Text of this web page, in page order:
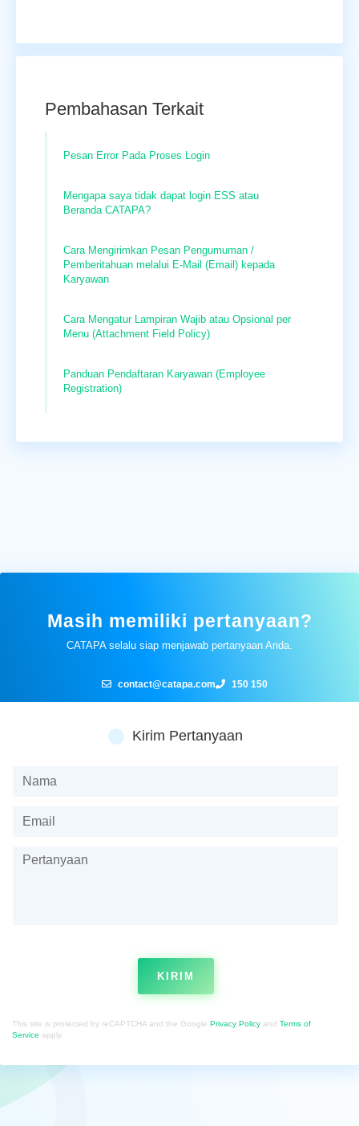
Pembahasan Terkait
Pesan Error Pada Proses Login
Mengapa saya tidak dapat login ESS atau
Beranda CATAPA?
Cara Mengirimkan Pesan Pengumuman /
Pemberitahuan melalui E-Mail (Email) kepada
Karyawan
Cara Mengatur Lampiran Wajib atau Opsional per
Menu (Attachment Field Policy)
Panduan Pendaftaran Karyawan (Employee
Registration)
Masih memiliki pertanyaan?
CATAPA selalu siap menjawab pertanyaan Anda.
contact@catapa.com 150 150
Kirim Pertanyaan
KIRIM
This site is protected by reCAPTCHA and the Google Privacy Policy and Terms of
Service apply.